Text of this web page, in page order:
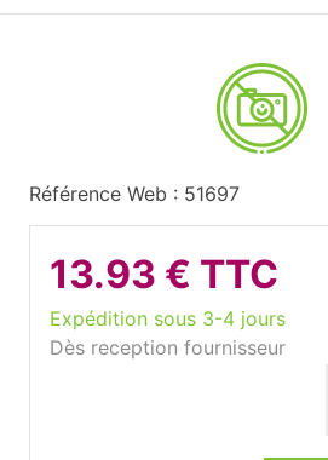
Référence Web : 51697
13.93 € TTC
Expédition sous 3-4 jours
Dès reception fournisseur